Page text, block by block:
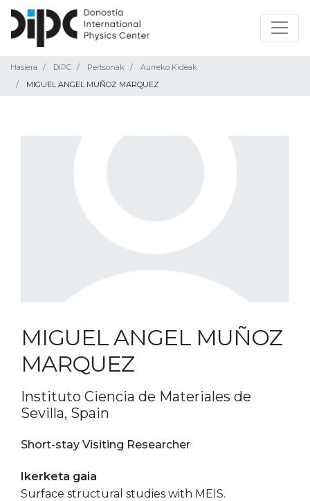
Hasiera DIPC Pertsonak
Aurreko Kideak
MIGUEL ANGEL MUÑOZ MARQUEZ
MIGUEL ANGEL MUÑOZ
MARQUEZ
Instituto Ciencia de Materiales de
Sevilla, Spain
Short-stay Visiting Researcher
Ikerketa gaia
Surface structural studies with MEIS.